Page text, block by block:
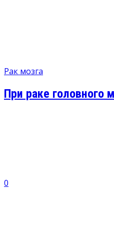
Рак мозга
При раке головного
0